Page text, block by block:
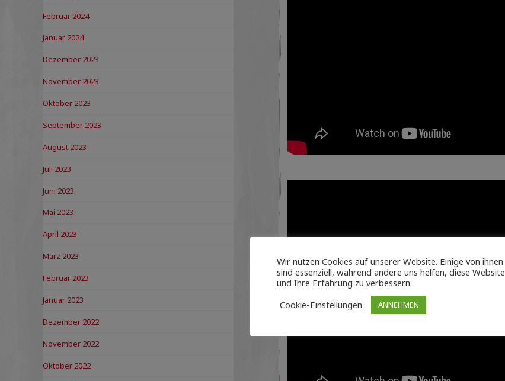
Februar 2024
Januar 2024
Dezember 2023
November 2023
Oktober 2023
September 2023
August 2023
Juli 2023
Juni 2023
Mai 2023
April 2023
März 2023
Februar 2023
Januar 2023
Dezember 2022
November 2022
Oktober 2022
Wir nutzen Cookies auf unserer Website. Einige von ihnen
sind essenziell, während andere uns helfen, diese Website
und Ihre Erfahrung zu verbessern.
Cookie-Einstellungen
ANNEHMEN